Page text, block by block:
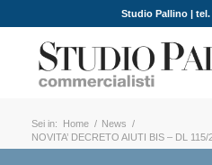
Studio Pallino | tel.
Sei in: Home / News /
NOVITA’ DECRETO AIUTI BIS – DL 115/